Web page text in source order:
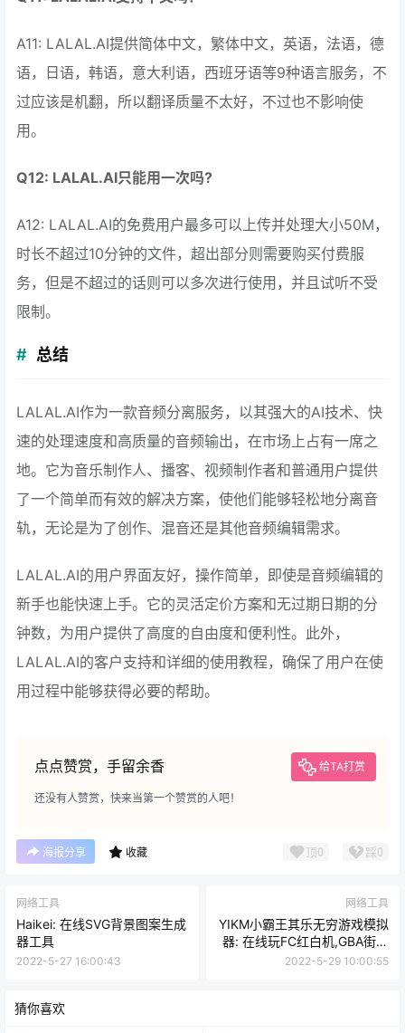
A11: LALAL.AI提供简体中文，繁体中文，英语，法语，德
语，日语，韩语，意大利语，西班牙语等9种语言服务，不
过应该是机翻，所以翻译质量不太好，不过也不影响使
用。
Q12: LALAL.AI只能用一次吗?
A12: LALAL.AI的免费用户最多可以上传并处理大小50M，
时长不超过10分钟的文件，超出部分则需要购买付费服
务，但是不超过的话则可以多次进行使用，并且试听不受
限制。
总结
LALAL.AI作为一款音频分离服务，以其强大的AI技术、快
速的处理速度和高质量的音频输出，在市场上占有一席之
地。它为音乐制作人、播客、视频制作者和普通用户提供
了一个简单而有效的解决方案，使他们能够轻松地分离音
轨，无论是为了创作、混音还是其他音频编辑需求。
LALAL.AI的用户界面友好，操作简单，即使是音频编辑的
新手也能快速上手。它的灵活定价方案和无过期日期的分
钟数，为用户提供了高度的自由度和便利性。此外，
LALAL.AI的客户支持和详细的使用教程，确保了用户在使
用过程中能够获得必要的帮助。
点点赞赏，手留余香 给TA打赏
还没有人赞赏，快来当第一个赞赏的人吧！
海报分享 收藏 顶0 踩0
网络工具
Haikei: 在线SVG背景图案生成
器工具
2022-5-27 16:00:43
网络工具
YIKM小霸王其乐无穷游戏模拟
器: 在线玩FC红白机,GBA街机
游戏
2022-5-29 10:00:55
猜你喜欢